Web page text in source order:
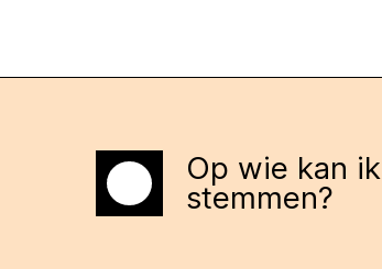
Home Op wie kan ik
stemmen?